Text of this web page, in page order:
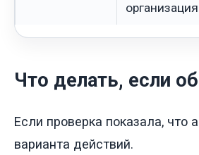
организация
Что делать, если
Если проверка показала, что
варианта действий.